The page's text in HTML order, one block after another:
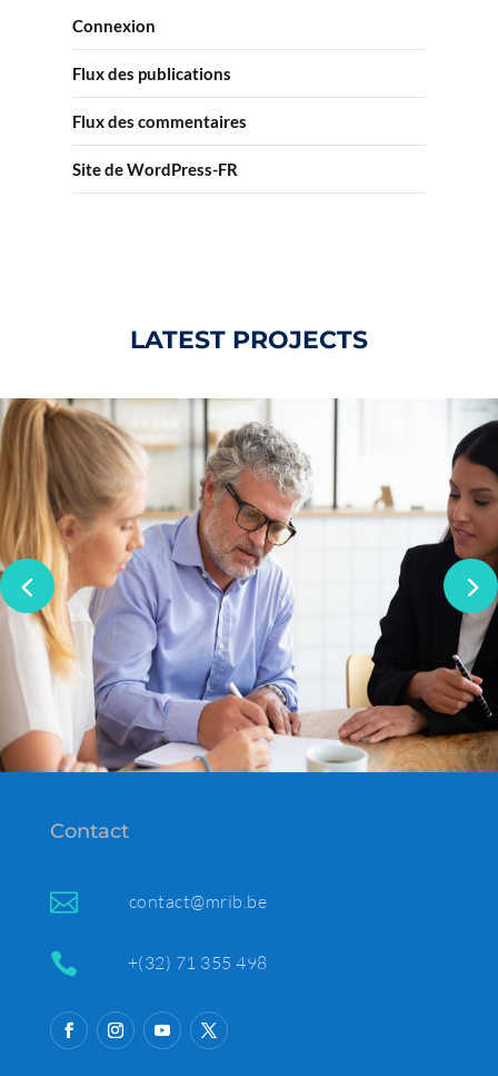
Connexion
Flux des publications
Flux des commentaires
Site de WordPress-FR
LATEST PROJECTS
Contact
 contact@mrib.be
 +(32) 71 355 498